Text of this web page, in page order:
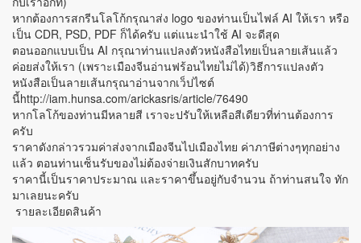
หากต้องการสกรีนโลโก้กรุณาส่ง logo ของท่านเป็นไฟล์ AI ให้เรา หรือ
เป็น CDR, PSD, PDF ก็ได้ครับ แต่แนะนำใช้ AI จะดีสุด
ตอนออกแบบเป็น AI กรุณาท่านแปลงตัวหนังสือไทยเป็นลายเส้นแล้ว
ค่อยส่งให้เรา (เพราะเมืองจีนอ่านฟร้อนไทยไม่ได้)วิธีการแปลงตัว
หนังสือเป็นลายเส้นกรุณาอ่านจากเว็ปไซต์
นี้http://iam.hunsa.com/arickasris/article/76490
หากโลโก้ของท่านมีหลายสี เราจะปรับให้เหลือสีเดียวที่ท่านต้องการ
ครับ
ราคาดังกล่าวรวมค่าส่งจากเมืองจีนไปเมืองไทย ค่าภาษีต่างๆทุกอย่าง
แล้ว ตอนท่านเซ็นรับของไม่ต้องจ่ายเงินสักบาทครับ
ราคานี้เป็นราคาประมาณ และราคาขึ้นอยู่กับจำนวน ถ้าท่านสนใจ ทัก
มาเลยนะครับ
รายละเอียดสินค้า